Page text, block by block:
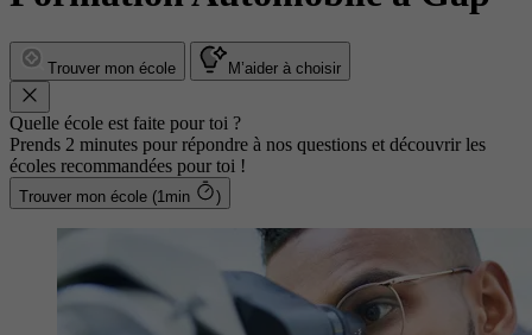
Trouver mon école M’aider à choisir
Quelle école est faite pour toi ?
Prends 2 minutes pour répondre à nos questions et découvrir les
écoles recommandées pour toi !
Trouver mon école (1min )